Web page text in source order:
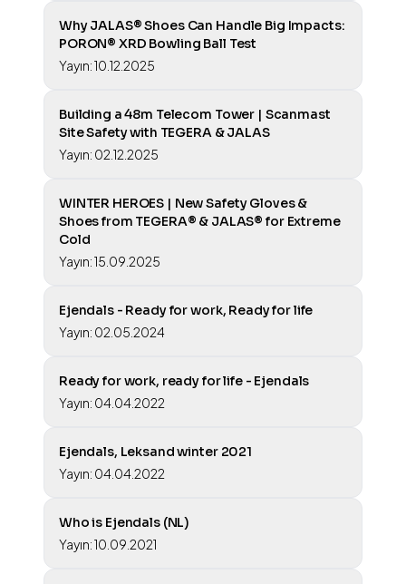
Why JALAS® Shoes Can Handle Big Impacts:
PORON® XRD Bowling Ball Test
Yayın: 10.12.2025
Building a 48m Telecom Tower | Scanmast
Site Safety with TEGERA & JALAS
Yayın: 02.12.2025
WINTER HEROES | New Safety Gloves &
Shoes from TEGERA® & JALAS® for Extreme
Cold
Yayın: 15.09.2025
Ejendals - Ready for work, Ready for life
Yayın: 02.05.2024
Ready for work, ready for life - Ejendals
Yayın: 04.04.2022
Ejendals, Leksand winter 2021
Yayın: 04.04.2022
Who is Ejendals (NL)
Yayın: 10.09.2021